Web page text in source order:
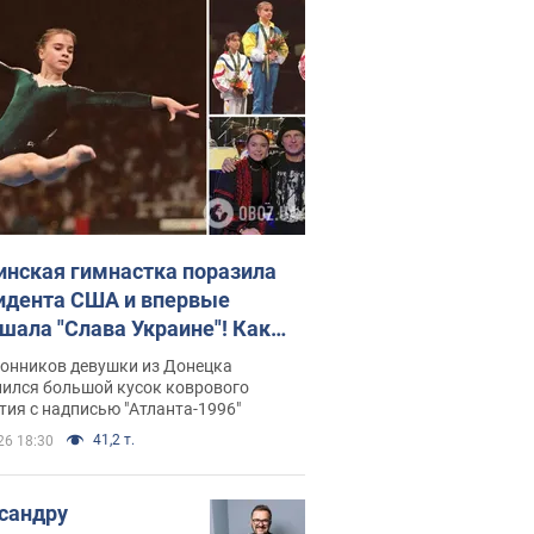
гимнастка поразила
США и впервые
"Слава Украине"! Как
судьба Подкопаевой,
30 лет назад завоевала
Олимпиады
девушки из Донецка
большой кусок коврового
с надписью "Атланта-1996"
18:30 41,2 т.